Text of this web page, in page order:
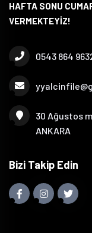
HAFTA SONU
VERMEKTEYİZ!
0543 864
30 Ağustos
ANKARA
Bizi Takip Edin